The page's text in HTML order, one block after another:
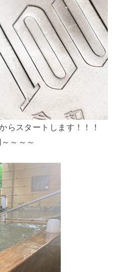
らスタートします！！！
～～～